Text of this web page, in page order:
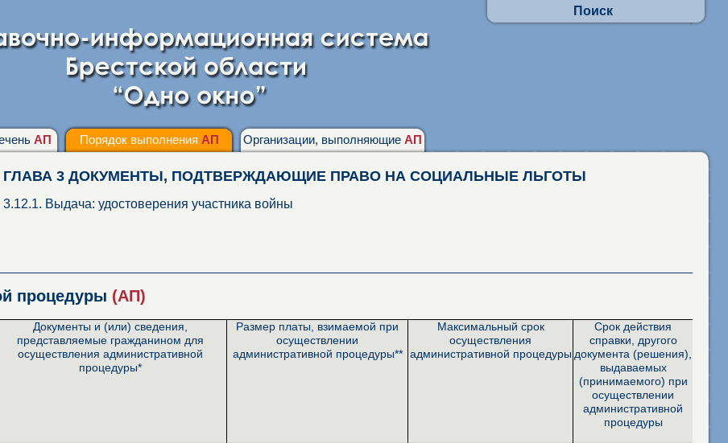
Поиск
АП Порядок выполнения АП Организации, выполняющие АП
ГЛАВА 3 ДОКУМЕНТЫ, ПОДТВЕРЖДАЮЩИЕ ПРАВО НА СОЦИАЛЬНЫЕ ЛЬГОТЫ
3.12.1. Выдача: удостоверения участника войны
процедуры (АП)
Документы и (или) сведения,
представляемые гражданином для
осуществления административной
процедуры*
Размер платы, взимаемой при
осуществлении
административной процедуры**
Максимальный срок
осуществления
административной процедуры
Срок действия
справки, другого
документа (решения),
выдаваемых
(принимаемого) при
осуществлении
административной
процедуры